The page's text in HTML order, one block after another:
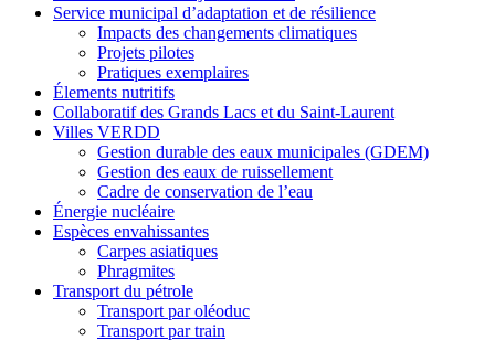
Service municipal d’adaptation et de résilience
Impacts des changements climatiques
Projets pilotes
Pratiques exemplaires
Élements nutritifs
Collaboratif des Grands Lacs et du Saint-Laurent
Villes VERDD
Gestion durable des eaux municipales (GDEM)
Gestion des eaux de ruissellement
Cadre de conservation de l’eau
Énergie nucléaire
Espèces envahissantes
Carpes asiatiques
Phragmites
Transport du pétrole
Transport par oléoduc
Transport par train